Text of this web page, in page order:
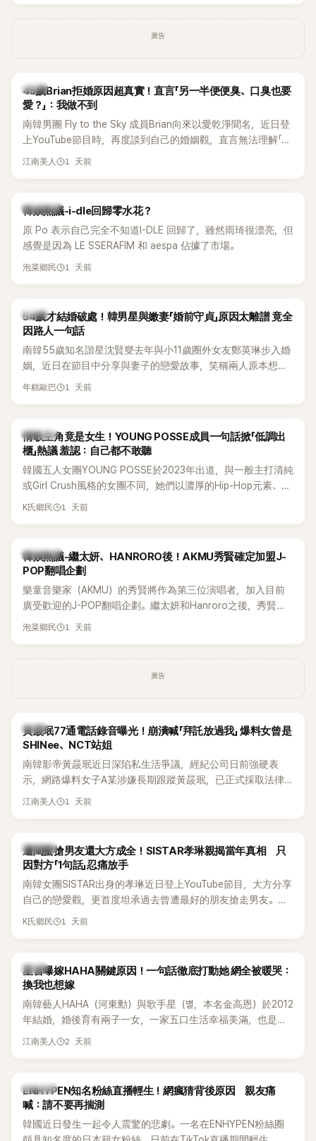
廣告
韓星
45歲Brian拒婚原因超真實！直言「另一半便便臭、口臭也要
愛？」：我做不到
南韓男團 Fly to the Sky 成員Brian向來以愛乾淨聞名，近日登
上YouTube節目時，再度談到自己的婚姻觀，直言無法理解「連
另一半的口臭、便便臭都要愛」這種說法，更大方表明自己是不
江南美人 1 天前
熱議討論
韓娛熱議-i-dle回歸零水花？
原 Po 表示自己完全不知道I-DLE 回歸了，雖然雨琦很漂亮，但
感覺是因為 LE SSERAFIM 和 aespa 佔據了市場。
泡菜鄉民 1 天前
韓星
54歲才結婚破處！韓男星與嫩妻「婚前守貞」原因太離譜 竟全
因路人一句話
南韓55歲知名諧星沈賢燮去年與小11歲圈外女友鄭英琳步入婚
姻，近日在節目中分享與妻子的戀愛故事，笑稱兩人原本想享
受兩人世界，沒想到站在飯店門口時竟被路人認出，還一路替
年糕歐巴 1 天前
K-POP
情歌主角竟是女生！YOUNG POSSE成員一句話掀「低調出
櫃」熱議 羞認：自己都不敢聽
韓國五人女團YOUNG POSSE於2023年出道，與一般主打清純
或Girl Crush風格的女團不同，她們以濃厚的Hip-Hop元素、自
創Rap及成員親自參與創作為特色，MV也融入美式街頭、塗
為第五代女團中極具辨識度的新生代代表之一。
K氏鄉民 1 天前
熱議討論
韓娛熱議-繼太妍、HANRORO後！AKMU秀賢確定加盟J-
POP翻唱企劃
樂童音樂家（AKMU）的秀賢將作為第三位演唱者，加入目前
廣受歡迎的J-POP翻唱企劃。繼太妍和Hanroro之後，秀賢已
獲選為第三首翻唱歌曲的主唱，並於近期完成錄音。
泡菜鄉民 1 天前
廣告
韓星
黃晸珉77通電話錄音曝光！崩潰喊「拜託放過我」 爆料女曾是
SHINee、NCT站姐
南韓影帝黃晸珉近日深陷私生活爭議，經紀公司日前強硬表
示，網路爆料女子A某涉嫌長期跟蹤黃晸珉，已正式採取法律
行動。不過，A並未停止發聲，持續透過社群平台公開爆料，反
的錄音內容，而A也首度承認自己過去曾是SHINee、NCT等偶
像團體的「站姐」，事件持續延燒。
江南美人 1 天前
K-POP
遭閨蜜搶男友還大方成全！SISTAR孝琳親揭當年真相 只
因對方「1句話」忍痛放手
南韓女團SISTAR出身的孝琳近日登上YouTube節目，大方分享
自己的戀愛觀，更首度坦承過去曾遭最好的朋友搶走男友。她
表示，當時選擇瀟灑放手，但如果同樣的事情現在再發生，「我
K氏鄉民 1 天前
韓星
星首曝嫁HAHA關鍵原因！一句話徹底打動她 網全被暖哭：
換我也想嫁
南韓藝人HAHA（河東勳）與歌手星（별，本名金高恩）於2012
年結婚，婚後育有兩子一女，一家五口生活幸福美滿，也是韓
國演藝圈公認的模範夫妻。近日，星首度公開當年決定嫁給
江南美人 2 天前
K-POP
ENHYPEN知名粉絲直播輕生！網瘋猜背後原因 親友痛
喊：請不要再揣測
韓國近日發生一起令人震驚的悲劇。一名在ENHYPEN粉絲圈